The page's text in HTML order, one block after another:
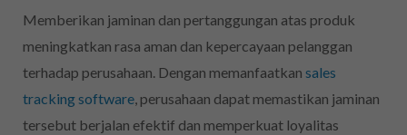
Memberikan jaminan dan pertanggungan atas produk
meningkatkan rasa aman dan kepercayaan pelanggan
terhadap perusahaan. Dengan memanfaatkan sales
tracking software, perusahaan dapat memastikan jaminan
tersebut berjalan efektif dan memperkuat loyalitas